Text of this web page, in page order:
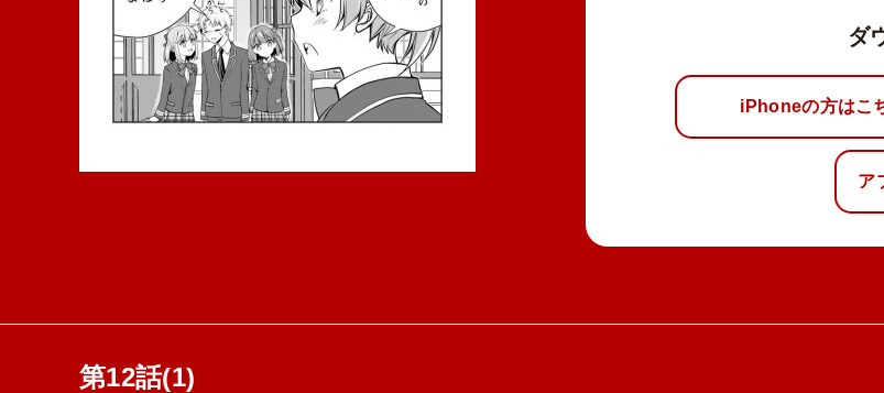
ダ
iPhoneの方はこ
ア
第12話(1)